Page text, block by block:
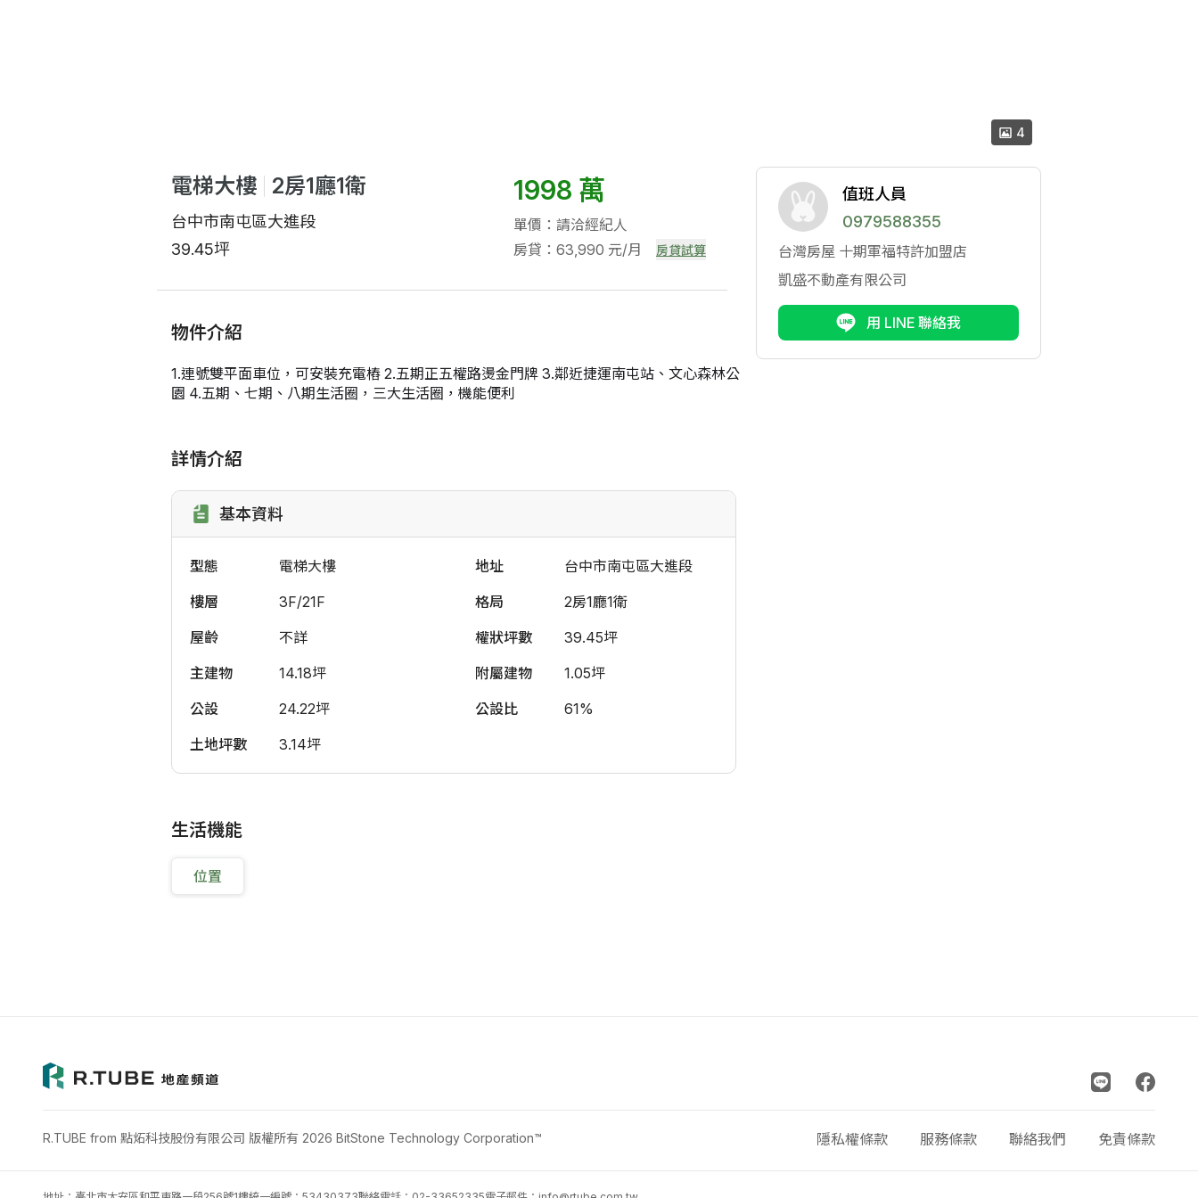
4
電梯大樓 2房1廳1衛
台中市南屯區大進段
39.45坪
1998 萬
單價：請洽經紀人
房貸：63,990 元/月
房貸試算
物件介紹
1.連號雙平面車位，可安裝充電樁 2.五期正五權路燙金門牌 3.鄰近捷運南屯站、文心森林公
園 4.五期、七期、八期生活圈，三大生活圈，機能便利
詳情介紹
基本資料
型態 電梯大樓 地址
台中市南屯區大進段
樓層
3F/21F 格局
2房1廳1衛
屋齡
不詳 權狀坪數
39.45坪
主建物
14.18坪 附屬建物
1.05坪
公設
24.22坪 公設比
61%
土地坪數
3.14坪
值班人員
0979588355
台灣房屋 十期軍福特許加盟店
凱盛不動產有限公司
用 LINE 聯絡我
生活機能
位置
R.TUBE from 點炻科技股份有限公司 版權所有 2026 BitStone Technology Corporation™ 隱私權條款 服務條款 聯絡我們 免責條款